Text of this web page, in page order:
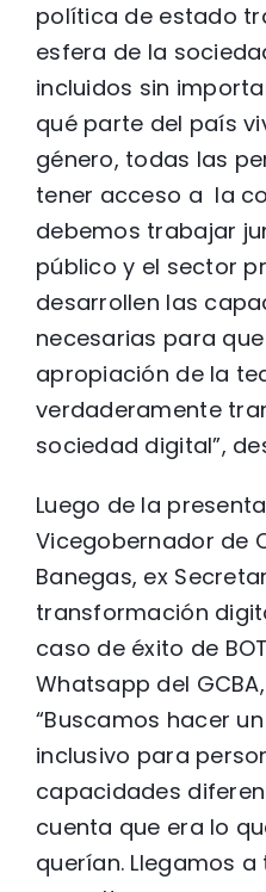
política de estado
esfera de la
incluidos sin
qué parte del país
género, todas las
tener acceso a la
debemos trabajar
público y el sector
desarrollen las
necesarias para
apropiación de la
verdaderamente
sociedad digital”,
Luego de la
Vicegobernador de
Banegas, ex
transformación
caso de éxito de
Whatsapp del
“Buscamos hacer
inclusivo para
capacidades
cuenta que era lo
querían. Llegamos a